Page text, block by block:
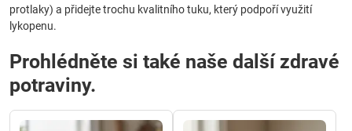
protlaky) a přidejte trochu kvalitního tuku, který podpoří využití
lykopenu.
Prohlédněte si také naše další zdravé
potraviny.